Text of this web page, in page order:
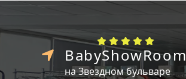
BabyShowRoom
на Звездном бульваре